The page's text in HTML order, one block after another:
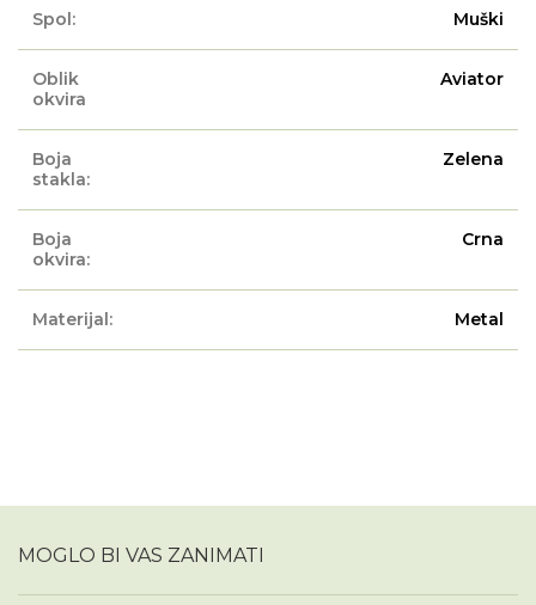
Spol: Muški
Oblik
okvira
Aviator
Boja
stakla:
Zelena
Boja
okvira:
Crna
Materijal: Metal
MOGLO BI VAS ZANIMATI